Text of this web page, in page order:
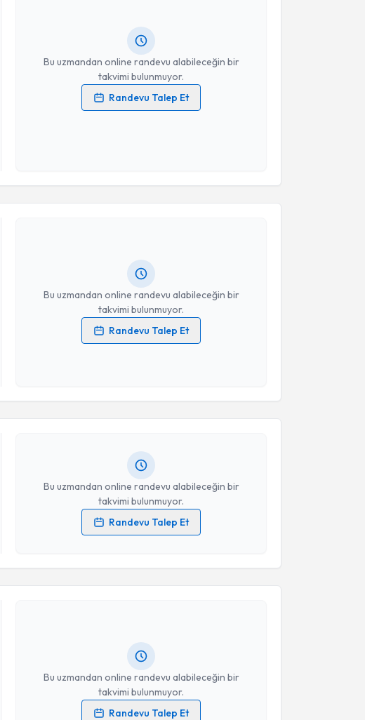
Bu uzmandan online randevu alabileceğin bir
takvimi bulunmuyor.
Randevu Talep Et
Kişisel verilerimin işlenmesine ilişkinAydınlatma Metni
Takvim Talebini Gönder
Bu uzmandan online randevu alabileceğin bir
takvimi bulunmuyor.
Randevu Talep Et
Randevu Takvimi Talebi
Op. Dr. Atakan Eren
Kişisel verilerimin işlenmesine ilişkinAydınlatma Metni
Takvim Talebini Gönder
Bu uzmandan online randevu alabileceğin bir
takvimi bulunmuyor.
Randevu Talep Et
Kişisel verilerimin işlenmesine ilişkinAydınlatma Metni
Bu uzmandan online randevu alabileceğin bir
takvimi bulunmuyor.
Randevu Talep Et
Randevu Takvimi Talebi
Psk. Dilan Koçer